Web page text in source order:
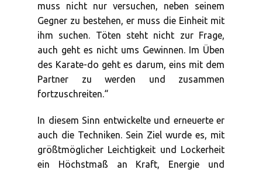
muss nicht nur versuchen, neben seinem
Gegner zu bestehen, er muss die Einheit mit
ihm suchen. Töten steht nicht zur Frage,
auch geht es nicht ums Gewinnen. Im Üben
des Karate-do geht es darum, eins mit dem
Partner zu werden und zusammen
fortzuschreiten.“
In diesem Sinn entwickelte und erneuerte er
auch die Techniken. Sein Ziel wurde es, mit
größtmöglicher Leichtigkeit und Lockerheit
ein Höchstmaß an Kraft, Energie und